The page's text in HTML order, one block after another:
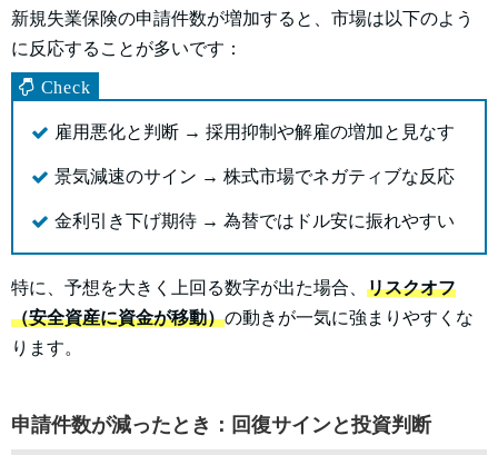
新規失業保険の申請件数が増加すると、市場は以下のよう
に反応することが多いです：
雇用悪化と判断 → 採用抑制や解雇の増加と見なす
景気減速のサイン → 株式市場でネガティブな反応
金利引き下げ期待 → 為替ではドル安に振れやすい
特に、予想を大きく上回る数字が出た場合、 リスクオフ
（安全資産に資金が移動）の動きが一気に強まりやすくな
ります。
申請件数が減ったとき：回復サインと投資判断